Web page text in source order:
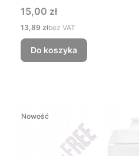
Cena
15,00 zł
Cena
13,89 złbez VAT
Do koszyka
Nowość